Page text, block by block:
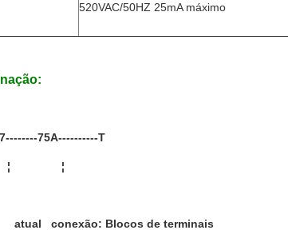
520VAC/50HZ 25mA máximo
75A----------T
¦
conexão: Blocos de terminais